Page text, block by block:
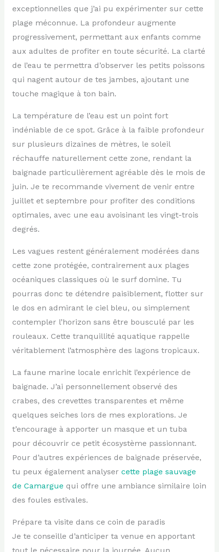
exceptionnelles que j’ai pu expérimenter sur cette
plage méconnue. La profondeur augmente
progressivement, permettant aux enfants comme
aux adultes de profiter en toute sécurité. La clarté
de l’eau te permettra d’observer les petits poissons
qui nagent autour de tes jambes, ajoutant une
touche magique à ton bain.
La température de l’eau est un point fort
indéniable de ce spot. Grâce à la faible profondeur
sur plusieurs dizaines de mètres, le soleil
réchauffe naturellement cette zone, rendant la
baignade particulièrement agréable dès le mois de
juin. Je te recommande vivement de venir entre
juillet et septembre pour profiter des conditions
optimales, avec une eau avoisinant les vingt-trois
degrés.
Les vagues restent généralement modérées dans
cette zone protégée, contrairement aux plages
océaniques classiques où le surf domine. Tu
pourras donc te détendre paisiblement, flotter sur
le dos en admirant le ciel bleu, ou simplement
contempler l’horizon sans être bousculé par les
rouleaux. Cette tranquillité aquatique rappelle
véritablement l’atmosphère des lagons tropicaux.
La faune marine locale enrichit l’expérience de
baignade. J’ai personnellement observé des
crabes, des crevettes transparentes et même
quelques seiches lors de mes explorations. Je
t’encourage à apporter un masque et un tuba
pour découvrir ce petit écosystème passionnant.
Pour d’autres expériences de baignade préservée,
tu peux également analyser cette plage sauvage
de Camargue qui offre une ambiance similaire loin
des foules estivales.
Prépare ta visite dans ce coin de paradis
Je te conseille d’anticiper ta venue en apportant
tout le nécessaire pour la journée. Aucun